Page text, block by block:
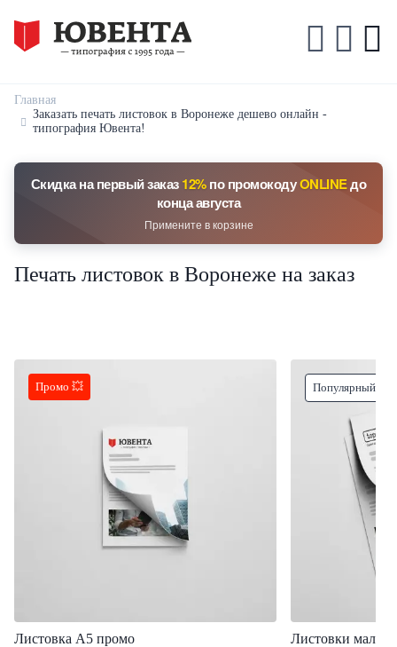
Главная
Заказать печать листовок в Воронеже дешево онлайн -
типография Ювента!
Скидка на первый заказ12%по промокодуONLINEдо
конца августа
Примените в корзине
Печать листовок в Воронеже на заказ
Промо 💥
Листовка А5 промо
Популярный
Листовки мал.